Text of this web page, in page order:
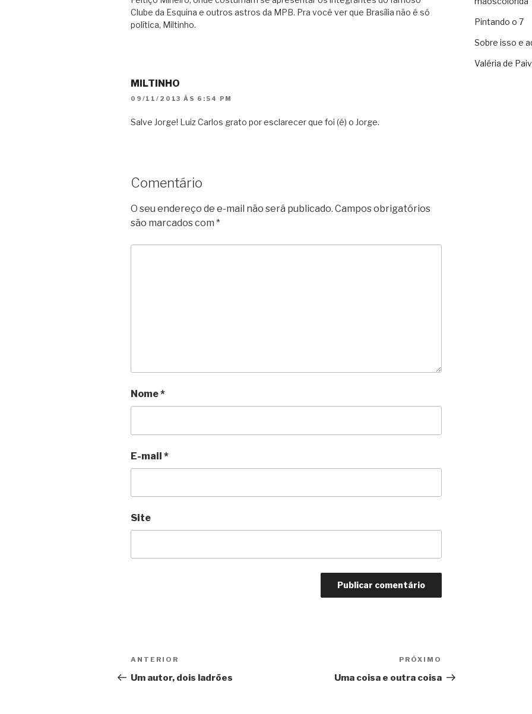
Clube da Esquina e outros astros da MPB. Pra você ver que Brasília não é só
política, Miltinho.
MILTINHO
09/11/2013 ÀS 6:54 PM
Salve Jorge! Luiz Carlos grato por esclarecer que foi (é) o Jorge.
Comentário
O seu endereço de e-mail não será publicado. Campos obrigatórios
são marcados com *
Nome*
E-mail *
Site
Navegação
de
Anterior
ANTERIOR
Um autor, dois ladrões
PRÓXIMO
Uma coisa e outra coisa
Pintando o 7
Sobre isso e
Valéria de